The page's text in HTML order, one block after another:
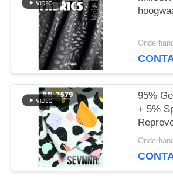
95%
+ 5%